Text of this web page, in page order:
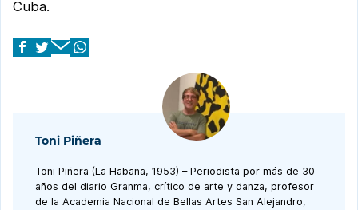
Cuba.
Toni Piñera
Toni Piñera (La Habana, 1953) – Periodista por más de 30
años del diario Granma, crítico de arte y danza, profesor
de la Academia Nacional de Bellas Artes San Alejandro,